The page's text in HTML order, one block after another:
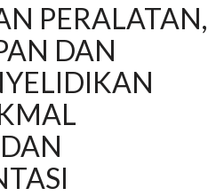
PERALATAN,
DAN